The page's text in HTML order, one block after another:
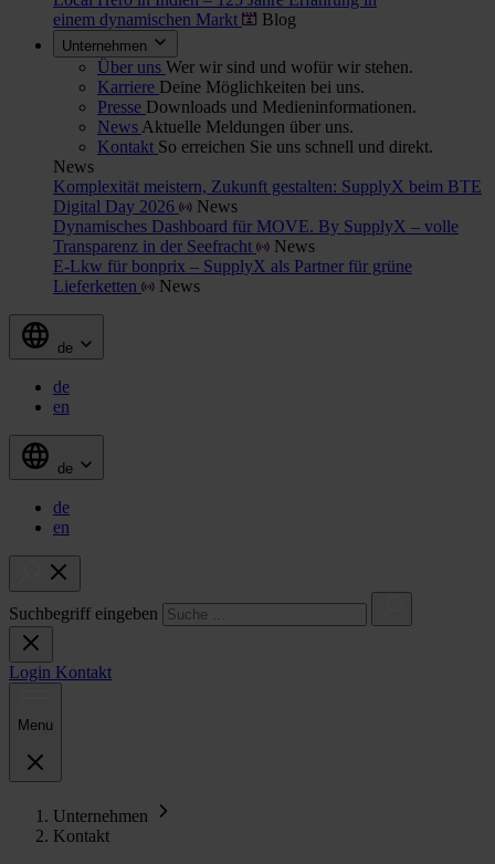
einem dynamischen Markt
Blog
Unternehmen
Über uns Wer wir sind und wofür wir stehen.
Karriere Deine Möglichkeiten bei uns.
Presse Downloads und Medieninformationen.
News Aktuelle Meldungen über uns.
Kontakt So erreichen Sie uns schnell und direkt.
News
Komplexität meistern, Zukunft gestalten: SupplyX beim BTE
Digital Day 2026
News
Dynamisches Dashboard für MOVE. By SupplyX – volle
Transparenz in der Seefracht
News
E-Lkw für bonprix – SupplyX als Partner für grüne
Lieferketten
News
de
de
en
de
de
en
Suchbegriff eingeben
Login Kontakt
Menu
Unternehmen
Kontakt